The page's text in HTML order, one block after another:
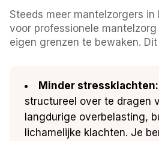
Steeds meer mantelzorgers in
voor professionele
eigen grenzen te bewaken.
Minder stressklachten:
structureel over te dragen
langdurige overbelasting,
lichamelijke klachten. Je